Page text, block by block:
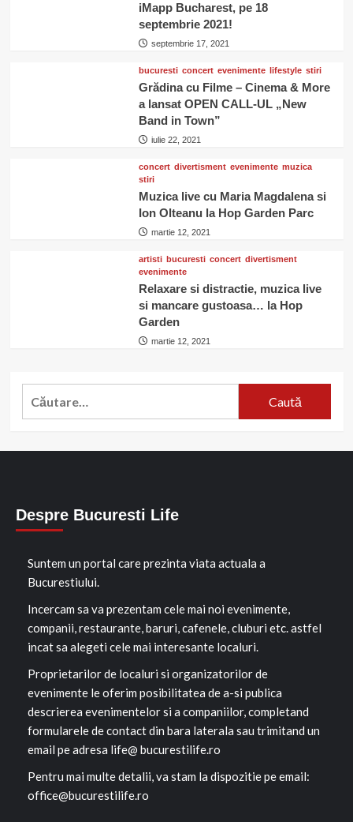
iMapp Bucharest, pe 18
septembrie 2021!
septembrie 17, 2021
bucuresti concert evenimente lifestyle stiri
Grădina cu Filme – Cinema & More
a lansat OPEN CALL-UL „New
Band in Town”
iulie 22, 2021
concert divertisment evenimente muzica
stiri
Muzica live cu Maria Magdalena si
Ion Olteanu la Hop Garden Parc
martie 12, 2021
artisti bucuresti concert divertisment
evenimente
Relaxare si distractie, muzica live
si mancare gustoasa… la Hop
Garden
martie 12, 2021
Caută
Despre Bucuresti Life
Suntem un portal care prezinta viata actuala a
Bucurestiului.
Incercam sa va prezentam cele mai noi evenimente,
companii, restaurante, baruri, cafenele, cluburi etc. astfel
incat sa alegeti cele mai interesante localuri.
Proprietarilor de localuri si organizatorilor de
evenimente le oferim posibilitatea de a-si publica
descrierea evenimentelor si a companiilor, completand
formularele de contact din bara laterala sau trimitand un
email pe adresa life@ bucurestilife.ro
Pentru mai multe detalii, va stam la dispozitie pe email:
office@bucurestilife.ro